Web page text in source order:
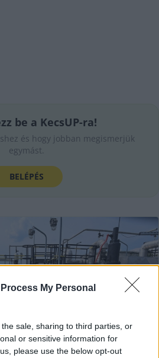
My Personal
sale, sharing to third parties, or
or sensitive information for
please use the below opt-out
be a KecsUP-ra!
és hogy jobban megismerjük
egymást.
BELÉPÉS